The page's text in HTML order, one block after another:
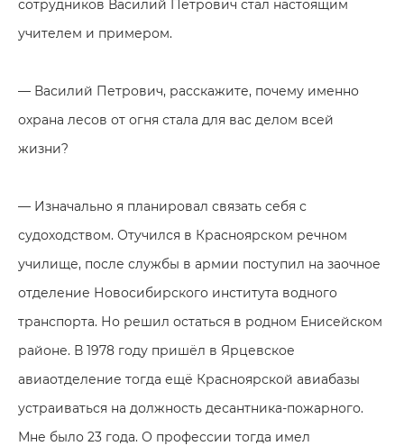
сотрудников Василий Петрович стал настоящим
учителем и примером.
— Василий Петрович, расскажите, почему именно
охрана лесов от огня стала для вас делом всей
жизни?
— Изначально я планировал связать себя с
судоходством. Отучился в Красноярском речном
училище, после службы в армии поступил на заочное
отделение Новосибирского института водного
транспорта. Но решил остаться в родном Енисейском
районе. В 1978 году пришёл в Ярцевское
авиаотделение тогда ещё Красноярской авиабазы
устраиваться на должность десантника-пожарного.
Мне было 23 года. О профессии тогда имел